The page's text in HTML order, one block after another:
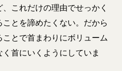
これだけの理由でせっかく
とを諦めたくない。だから
とで首まわりにボリューム
首にいくようにしていま